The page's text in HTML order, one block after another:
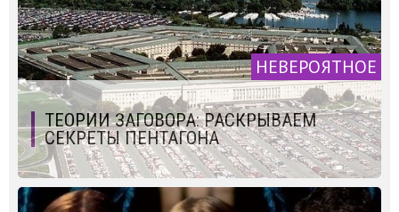
НЕВЕРОЯТНОЕ
ТЕОРИИ ЗАГОВОРА: РАСКРЫВАЕМ
СЕКРЕТЫ ПЕНТАГОНА